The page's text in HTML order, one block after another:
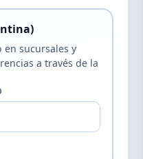
sucursales y
a través de la